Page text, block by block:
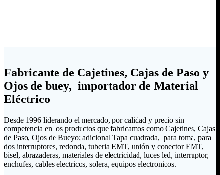
Fabricante de Cajetines, Cajas de Paso y
Ojos de buey, importador de Material
Eléctrico
Desde 1996 liderando el mercado, por calidad y precio sin
competencia en los productos que fabricamos como Cajetines, Cajas
de Paso, Ojos de Bueyo; adicional Tapa cuadrada, para toma, para
dos interruptores, redonda, tuberia EMT, unión y conector EMT,
bisel, abrazaderas, materiales de electricidad, luces led, interruptor,
enchufes, cables electricos, solera, equipos electronicos.